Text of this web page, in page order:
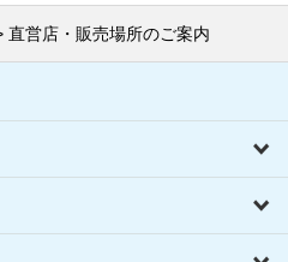
直営店・販売場所のご案内